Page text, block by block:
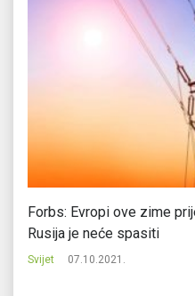
Forbs: Evropi ove zime
Rusija je neće spasiti
Svijet 07.10.2021.